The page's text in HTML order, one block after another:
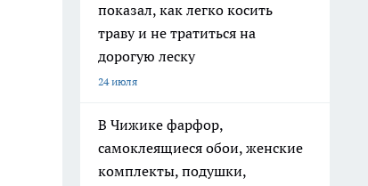
показал, как легко косить
траву и не тратиться на
дорогую леску
24 июля
В Чижике фарфор,
самоклеящиеся обои, женские
комплекты, подушки,